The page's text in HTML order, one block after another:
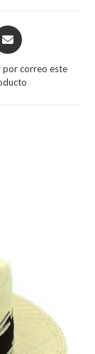
por correo este